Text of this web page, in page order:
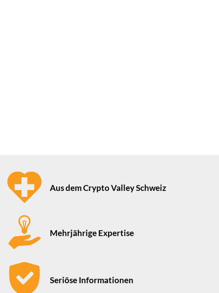
Aus dem Crypto Valley Schweiz
Mehrjährige Expertise
Seriöse Informationen